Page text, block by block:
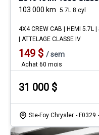
103 000 km 5.7L 8 cyl
4X4 CREW CAB | HEMI 5.7L |
| ATTELAGE CLASSE IV
149 $ /sem
Achat 60 mois
31 000 $
Ste-Foy Chrysler - F0329